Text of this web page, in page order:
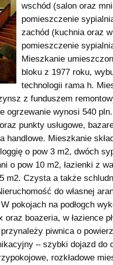
wschód (salon oraz
pomieszczenie
zachód (kuchnia oraz
pomieszczenie
Mieszkanie
bloku z 1977 roku,
technologii rama h.
z funduszem
ogrzewanie wynosi 540
punkty usługowe,
handlowe. Mieszkanie
o pow 3 m2, dwóch
o pow 10 m2, łazienki z
m2. Czysta a także
do własnej
pokojach na podłogch
boazeria, w łazience
piwnica o
– szybki dojazd do
rozkładowe